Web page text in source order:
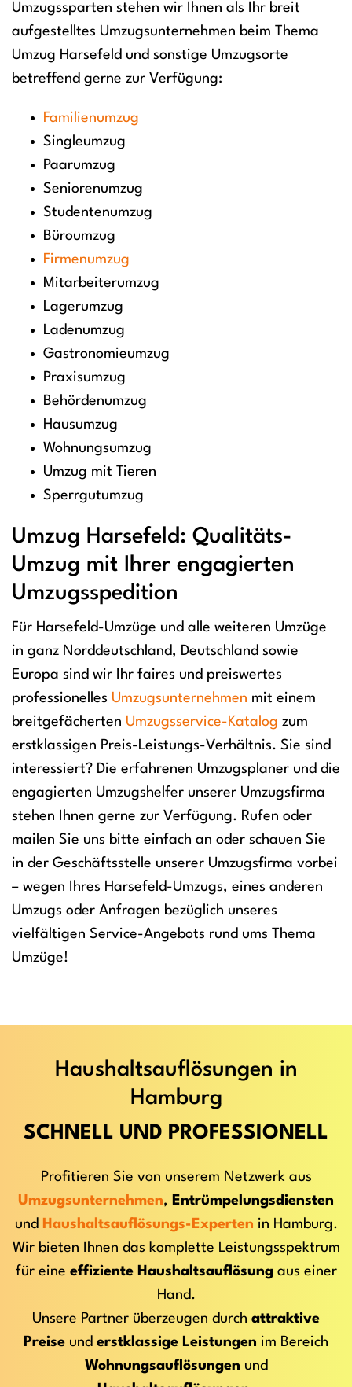
Umzugssparten stehen wir Ihnen als Ihr breit
aufgestelltes Umzugsunternehmen beim Thema
Umzug Harsefeld und sonstige Umzugsorte
betreffend gerne zur Verfügung:
Familienumzug
Singleumzug
Paarumzug
Seniorenumzug
Studentenumzug
Büroumzug
Firmenumzug
Mitarbeiterumzug
Lagerumzug
Ladenumzug
Gastronomieumzug
Praxisumzug
Behördenumzug
Hausumzug
Wohnungsumzug
Umzug mit Tieren
Sperrgutumzug
Umzug Harsefeld: Qualitäts-
Umzug mit Ihrer engagierten
Umzugsspedition
Für Harsefeld-Umzüge und alle weiteren Umzüge
in ganz Norddeutschland, Deutschland sowie
Europa sind wir Ihr faires und preiswertes
professionelles Umzugsunternehmen mit einem
breitgefächerten Umzugsservice-Katalog zum
erstklassigen Preis-Leistungs-Verhältnis. Sie sind
interessiert? Die erfahrenen Umzugsplaner und die
engagierten Umzugshelfer unserer Umzugsfirma
stehen Ihnen gerne zur Verfügung. Rufen oder
mailen Sie uns bitte einfach an oder schauen Sie
in der Geschäftsstelle unserer Umzugsfirma vorbei
– wegen Ihres Harsefeld-Umzugs, eines anderen
Umzugs oder Anfragen bezüglich unseres
vielfältigen Service-Angebots rund ums Thema
Umzüge!
Haushaltsauflösungen in
Hamburg
SCHNELL UND PROFESSIONELL
Profitieren Sie von unserem Netzwerk aus
Umzugsunternehmen, Entrümpelungsdiensten
und
Haushaltsauflösungs-Experten in Hamburg.
Wir bieten Ihnen das komplette Leistungsspektrum
für eine effiziente Haushaltsauflösungaus einer
Hand.
Unsere Partner überzeugen durch attraktive
Preise und erstklassige Leistungen im Bereich
Wohnungsauflösungen und